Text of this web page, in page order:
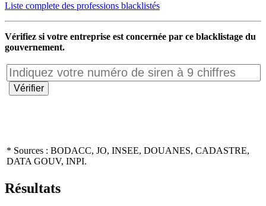
Liste complete des professions blacklistés
Vérifiez si votre entreprise est concernée par ce blacklistage du
gouvernement.
* Sources : BODACC, JO, INSEE, DOUANES, CADASTRE,
DATA GOUV, INPI.
Résultats